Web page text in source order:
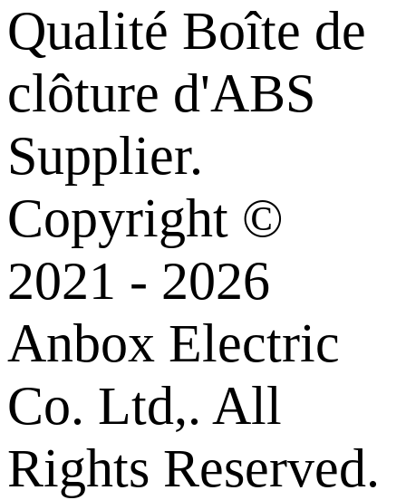
Qualité Boîte de
clôture d'ABS
Supplier.
Copyright ©
2021 - 2026
Anbox Electric
Co. Ltd,. All
Rights Reserved.